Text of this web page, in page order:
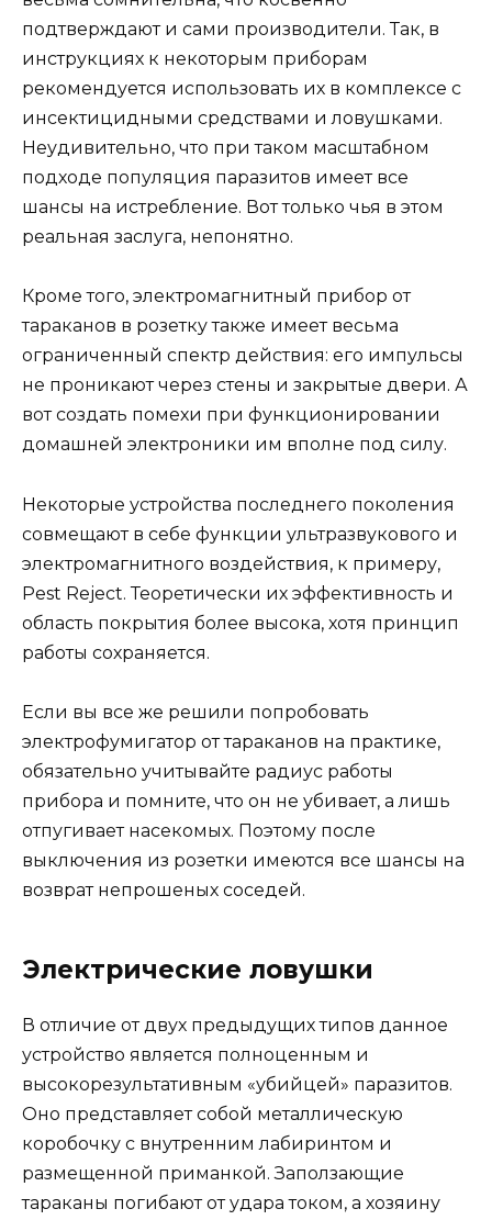
подтверждают и сами производители. Так, в
инструкциях к некоторым приборам
рекомендуется использовать их в комплексе с
инсектицидными средствами и ловушками.
Неудивительно, что при таком масштабном
подходе популяция паразитов имеет все
шансы на истребление. Вот только чья в этом
реальная заслуга, непонятно.
Кроме того, электромагнитный прибор от
тараканов в розетку также имеет весьма
ограниченный спектр действия: его импульсы
не проникают через стены и закрытые двери. А
вот создать помехи при функционировании
домашней электроники им вполне под силу.
Некоторые устройства последнего поколения
совмещают в себе функции ультразвукового и
электромагнитного воздействия, к примеру,
Pest Reject. Теоретически их эффективность и
область покрытия более высока, хотя принцип
работы сохраняется.
Если вы все же решили попробовать
электрофумигатор от тараканов на практике,
обязательно учитывайте радиус работы
прибора и помните, что он не убивает, а лишь
отпугивает насекомых. Поэтому после
выключения из розетки имеются все шансы на
возврат непрошеных соседей.
Электрические ловушки
В отличие от двух предыдущих типов данное
устройство является полноценным и
высокорезультативным «убийцей» паразитов.
Оно представляет собой металлическую
коробочку с внутренним лабиринтом и
размещенной приманкой. Заползающие
тараканы погибают от удара током, а хозяину